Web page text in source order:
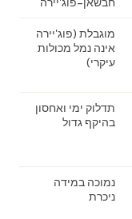
מוגבלת (פוג'יירה
אינה נמל מכולות
עיקרי)
תדלוק ימי ואחסון
בהיקף גדול
נמוכה במידה
ניכרת